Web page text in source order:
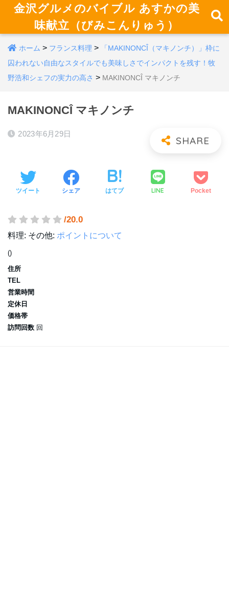
金沢グルメのバイブル あすかの美
味献立（びみこんりゅう）
ホーム > フランス料理 >
「MAKINONCÎ（マキノンチ）」枠に
囚われない自由なスタイルでも美味しさでインパクトを残す！牧
野浩和シェフの実力の高さ > MAKINONCÎ マキノンチ
MAKINONCÎ マキノンチ
2023年6月29日
ツイート シェア はてブ LINE Pocket
/20.0
料理: その他: ポイントについて
()
住所
TEL
営業時間
定休日
価格帯
訪問回数 回